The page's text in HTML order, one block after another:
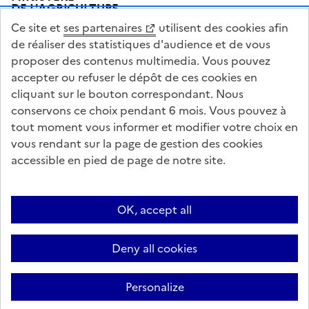
DE L'AGRICULTURE
DE L'AGRO-ALIMENTAIRE
ET DE LA SOUVERAINETÉ
ALIMENTAIRE
legifrance.gouv.fr
info.gouv.fr
service-public.gouv.fr
data.gouv.fr
Questions fréquentes / Contacts
Informations publiques
Mentions légales
Archives presse English contents
Cookies
Paramètres d'affichage
Sauf mention contraire, tous les textes de ce site sont sous licence
Ce site et ses partenaires
utilisent des cookies afin
de réaliser des statistiques d'audience et de vous
proposer des contenus multimedia. Vous pouvez
accepter ou refuser le dépôt de ces cookies en
cliquant sur le bouton correspondant. Nous
conservons ce choix pendant 6 mois. Vous pouvez à
tout moment vous informer et modifier votre choix en
vous rendant sur la page de gestion des cookies
accessible en pied de page de notre site.
OK, accept all
Deny all cookies
Personalize